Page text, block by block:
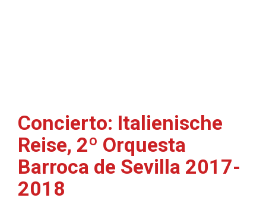
Concierto: Italienische
Reise, 2º Orquesta
Barroca de Sevilla 2017-
2018